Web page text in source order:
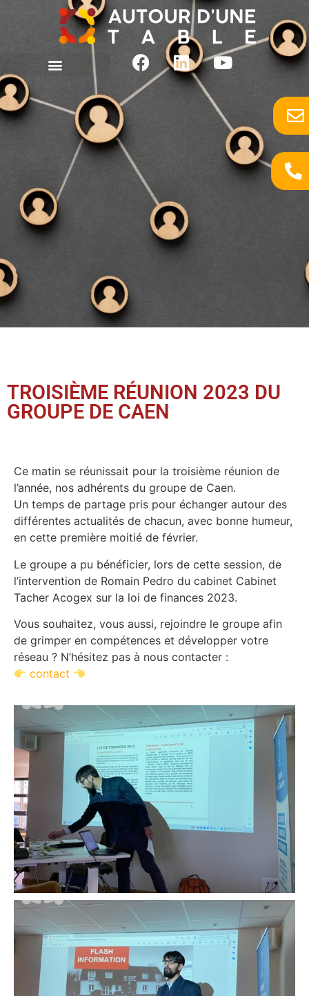
TROISIÈME RÉUNION 2023 DU
GROUPE DE CAEN
Ce matin se réunissait pour la troisième réunion de
l’année, nos adhérents du groupe de Caen.
Un temps de partage pris pour échanger autour des
différentes actualités de chacun, avec bonne humeur,
en cette première moitié de février.
Le groupe a pu bénéficier, lors de cette session, de
l’intervention de Romain Pedro du cabinet Cabinet
Tacher Acogex sur la loi de finances 2023.
Vous souhaitez, vous aussi, rejoindre le groupe afin
de grimper en compétences et développer votre
réseau ? N’hésitez pas à nous contacter :
contact